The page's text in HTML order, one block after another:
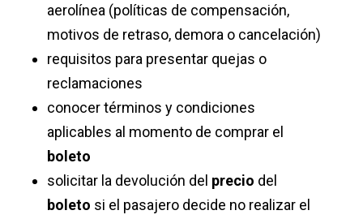
aerolínea (políticas de compensación,
motivos de retraso, demora o cancelación)
requisitos para presentar quejas o
reclamaciones
conocer términos y condiciones
aplicables al momento de comprar el
boleto
solicitar la devolución del precio del
boleto si el pasajero decide no realizar el